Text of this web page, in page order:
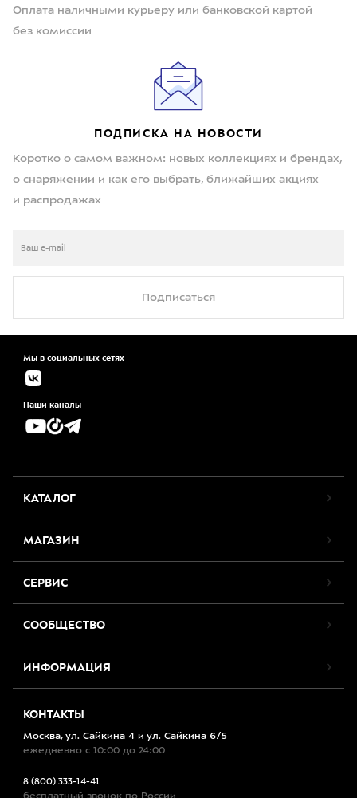
Оплата наличными курьеру или банковской картой
без комиссии
ПОДПИСКА НА НОВОСТИ
Коротко о самом важном: новых коллекциях и брендах,
о снаряжении и как его выбрать, ближайших акциях
и распродажах
Подписаться
Мы в социальных сетях
Наши каналы
КАТАЛОГ
МАГАЗИН
СЕРВИС
СООБЩЕСТВО
ИНФОРМАЦИЯ
КОНТАКТЫ
Москва, ул. Сайкина 4 и ул. Сайкина 6/5
ежедневно с 10:00 до 24:00
8 (800) 333-14-41